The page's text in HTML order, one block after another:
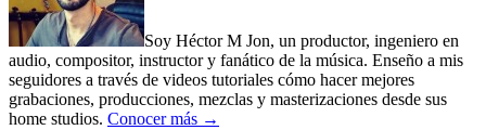
Soy Héctor M Jon, un productor, ingeniero en
audio, compositor, instructor y fanático de la música. Enseño a mis
seguidores a través de videos tutoriales cómo hacer mejores
grabaciones, producciones, mezclas y masterizaciones desde sus
home studios. Conocer más →